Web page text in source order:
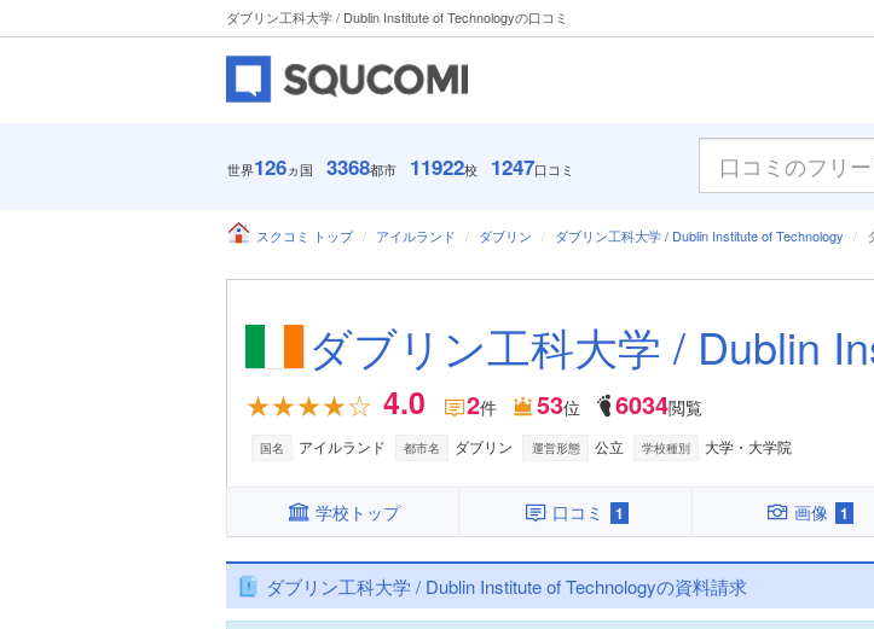
ダブリン工科大学 / Dublin Institute of Technologyの口コミ
世界126ヵ国 3368都市 11922校 1247口コミ
スクコミ トップ アイルランド ダブリン ダブリン工科大学 / Dublin Institute of Technology
ダブリン工科大学 / Dublin
4.0 2件 53位 6034閲覧
国名 アイルランド 都市名 ダブリン 運営形態 公立 学校種別 大学・大学院
学校トップ 口コミ 1 画像 1
ダブリン工科大学 / Dublin Institute of Technologyの資料請求